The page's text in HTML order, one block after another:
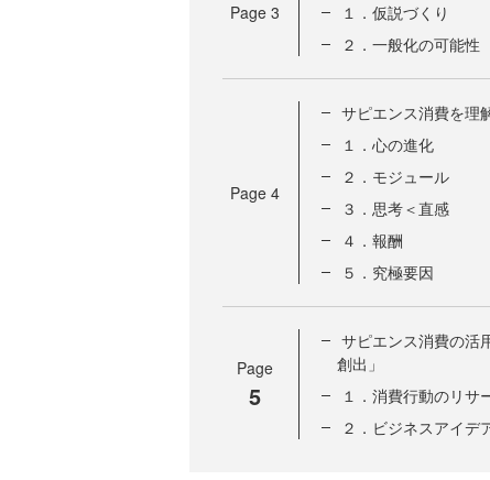
Page 3
１．仮説づくり
２．一般化の可能性
Page 4
サピエンス消費を理
１．心の進化
２．モジュール
３．思考＜直感
４．報酬
５．究極要因
Page
5
サピエンス消費の活
創出」
１．消費行動のリサ
２．ビジネスアイデ